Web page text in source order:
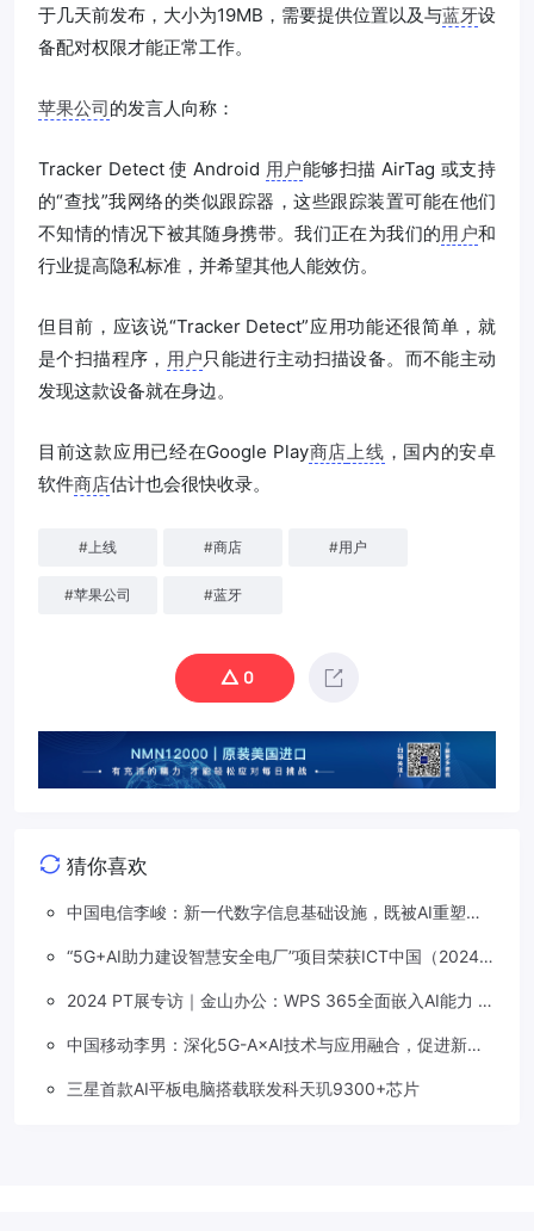
于几天前发布，大小为19MB，需要提供位置以及与蓝牙设
备配对权限才能正常工作。
苹果公司的发言人向称：
Tracker Detect 使 Android 用户能够扫描 AirTag 或支持
的“查找”我网络的类似跟踪器，这些跟踪装置可能在他们
不知情的情况下被其随身携带。我们正在为我们的用户和
行业提高隐私标准，并希望其他人能效仿。
但目前，应该说“Tracker Detect”应用功能还很简单，就
是个扫描程序， 用户只能进行主动扫描设备。而不能主动
发现这款设备就在身边。
目前这款应用已经在Google Play商店上线 ，国内的安卓
软件商店估计也会很快收录。
#上线 #商店 #用户
#苹果公司 #蓝牙
0
猜你喜欢
中国电信李峻：新一代数字信息基础设施，既被AI重塑，
“5G+AI助力建设智慧安全电厂”项目荣获ICT中国（2024）
2024 PT展专访｜金山办公：WPS 365全面嵌入AI能力 打
中国移动李男：深化5G-A×AI技术与应用融合，促进新质
三星首款AI平板电脑搭载联发科天玑9300+芯片